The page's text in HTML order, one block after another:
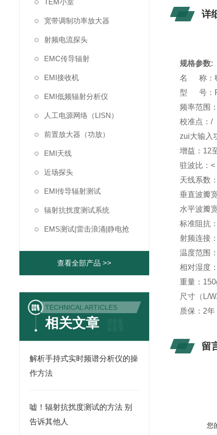
TEM小室
宽带调制功率放大器
射频电流探头
EMC传导辐射
EMI接收机
EMI低频辐射分析仪
人工电源网络（LISN）
前置放大器（功放）
EMI天线
近场探头
EMI传导辐射测试
辐射抗扰度测试系统
EMS测试|雷击浪涌|静电抢
查看全部产品 >>
TECHNICAL ARTICLES
相关文章
解析手持式实时频谱分析仪的操
作方法
嘘！辐射抗扰度测试的方法 别
告诉其他人
详
规格参数:
名 称：
型 号：
频率范围
校准点：/
zui大输入
增益：12
驻波比：<
天线系数
垂直波瓣
水平波瓣
标准阻抗
射频连接
温度范围
相对湿度
重量：
尺寸（L/
质保：2年
留
您